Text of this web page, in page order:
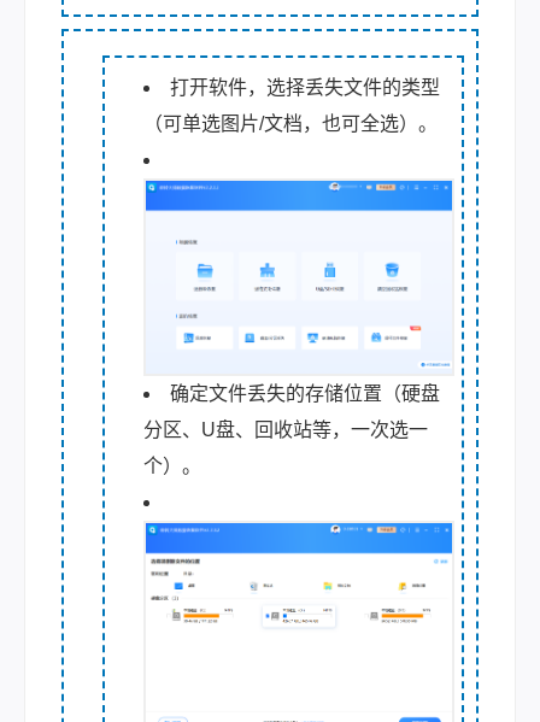
打开软件，选择丢失文件的类型
（可单选图片/文档，也可全选）。
确定文件丢失的存储位置（硬盘
分区、U盘、回收站等，一次选一
个）。